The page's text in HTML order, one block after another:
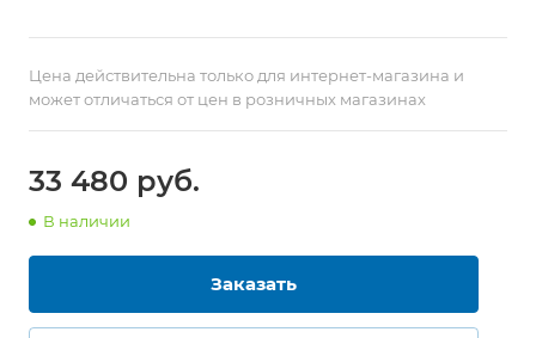
Цена действительна только для интернет-магазина и
может отличаться от цен в розничных магазинах
33 480 руб.
В наличии
Заказать